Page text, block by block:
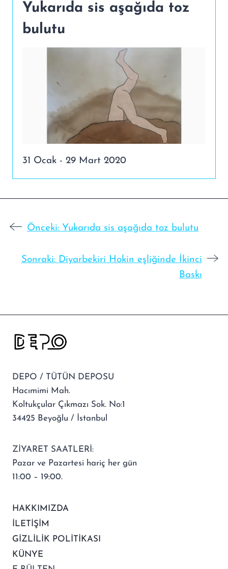
Yukarıda sis aşağıda toz
bulutu
31 Ocak - 29 Mart 2020
Önceki: Yukarıda sis aşağıda toz bulutu
Sonraki: Diyarbekiri Hokin eşliğinde İkinci
Baskı
DEPO / TÜTÜN DEPOSU
Hacımimi Mah.
Koltukçular Çıkmazı Sok. No:1
34425 Beyoğlu / İstanbul
ZİYARET SAATLERİ:
Pazar ve Pazartesi hariç her gün
11:00 – 19:00.
HAKKIMIZDA
İLETİŞİM
GİZLİLİK POLİTİKASI
KÜNYE